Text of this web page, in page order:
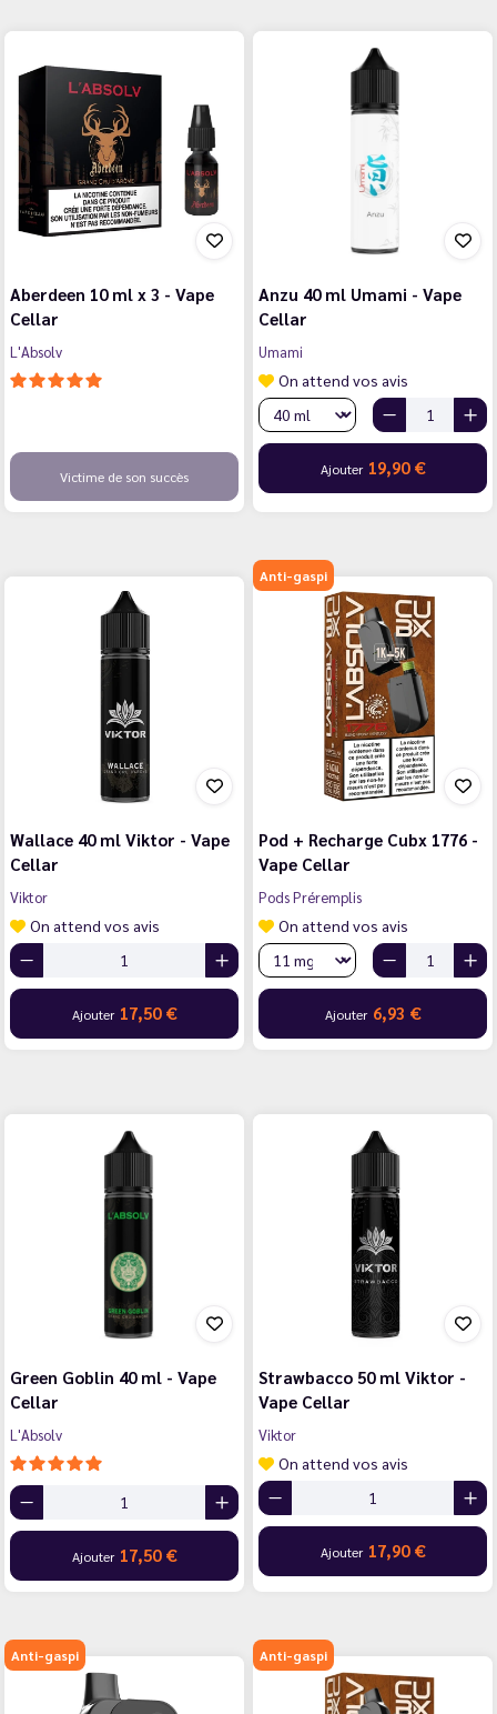
Aberdeen 10 ml x 3 - Vape
Cellar
L'Absolv
Victime de son succès
Anzu 40 ml Umami - Vape
Cellar
Umami
On attend vos avis
Ajouter 19,90 €
Wallace 40 ml Viktor - Vape
Cellar
Viktor
On attend vos avis
Ajouter 17,50 €
Anti-gaspi
Pod + Recharge Cubx 1776 -
Vape Cellar
Pods Préremplis
On attend vos avis
Ajouter 6,93 €
Green Goblin 40 ml - Vape
Cellar
L'Absolv
Ajouter 17,50 €
Strawbacco 50 ml Viktor -
Vape Cellar
Viktor
On attend vos avis
Ajouter 17,90 €
Anti-gaspi Anti-gaspi